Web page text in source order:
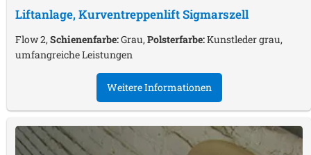
Liftanlage, KurventreppenliftSigmarszell
Flow 2,Schienenfarbe:Grau,Polsterfarbe:Kunstleder grau,
umfangreiche Leistungen
Weitere Informationen